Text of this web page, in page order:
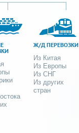
Ж/Д ПЕРЕВОЗКИ
Из Китая
Из Европы
Из СНГ
Из других
стран